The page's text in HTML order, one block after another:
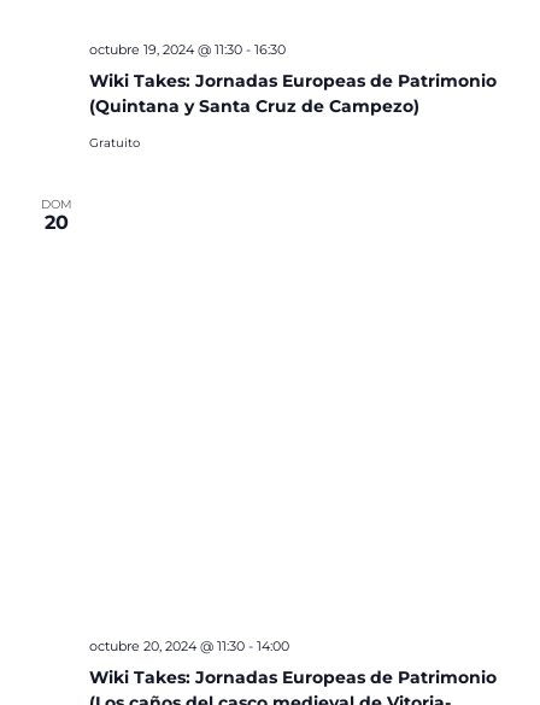
Wiki Takes: Jornadas Europeas de Patrimonio
(Quintana y Santa Cruz de Campezo)
octubre 19, 2024 @ 11:30- 16:30
Gratuito
DOM
20
Wiki Takes: Jornadas Europeas de Patrimonio
octubre 20, 2024 @ 11:30- 14:00